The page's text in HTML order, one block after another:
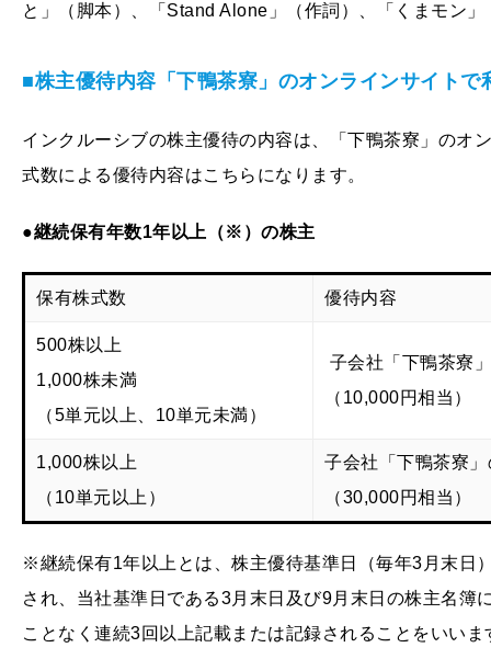
と」（脚本）、「Stand Alone」（作詞）、「くまモン
■株主優待内容「下鴨茶寮」のオンラインサイトで
インクルーシブの株主優待の内容は、「下鴨茶寮」のオ
式数による優待内容はこちらになります。
●継続保有年数1年以上（※）の株主
保有株式数 優待内容
500株以上
1,000株未満
（5単元以上、10単元未満）
子会社「下鴨茶寮
（10,000円相当）
1,000株以上
（10単元以上）
子会社「下鴨茶寮
（30,000円相当）
※継続保有1年以上とは、株主優待基準日（毎年3月末日
され、当社基準日である3月末日及び9月末日の株主名簿
ことなく連続3回以上記載または記録されることをいいま